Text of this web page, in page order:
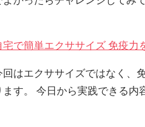
宅で簡単エクササイズ 免疫力
回はエクササイズではなく、
ます。 今日から実践できる内